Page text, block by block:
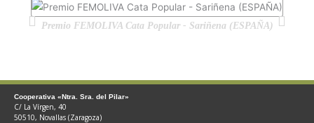
Premio FEMOLIVA Cata Popular - Sariñena (ESPAÑA)
Cooperativa «Ntra. Sra. del Pilar»
C/ La Vírgen, 40
50510, Novallas (Zaragoza)